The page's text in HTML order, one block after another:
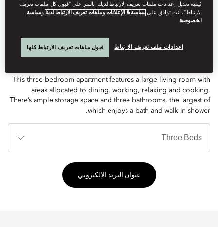
THREE-BEDROOM
APARTMENT
This three-bedroom apartment features a large living room with
areas allocated to dining, working, relaxing and cooking.
There’s ample storage space and three bathrooms, the largest of
which enjoys a bath and walk-in shower.
عنوان البريد الإلكتروني
كيفية تعديل إعدادات ملفات تعريف الارتباط لديك. بالنقر على “قبول كل ملفات تعريف
الارتباط”، أنت توافق علىسياسة& الإعلانات وملفات تعريف الارتباط لدينا وسياسة
الخصوصية
إعدادات ملف تعريف الارتباط قبول ملفات تعريف الارتباط كلها